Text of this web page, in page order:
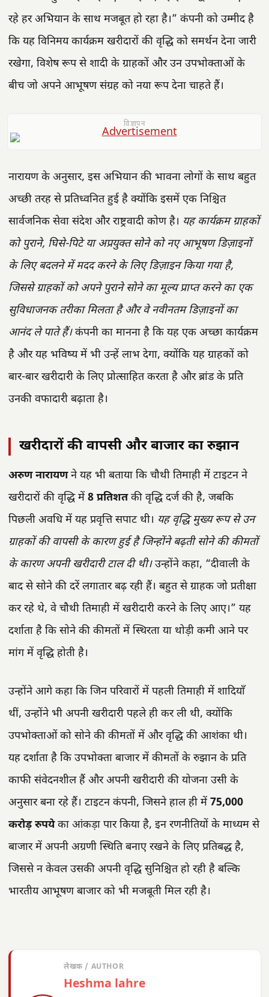
रहे हर अभियान के साथ मजबूत हो रहा है।” कंपनी को उम्मीद है
कि यह विनिमय कार्यक्रम खरीदारों की वृद्धि को समर्थन देना जारी
रखेगा, विशेष रूप से शादी के ग्राहकों और उन उपभोक्ताओं के
बीच जो अपने आभूषण संग्रह को नया रूप देना चाहते हैं।
विज्ञापन
नारायण के अनुसार, इस अभियान की भावना लोगों के साथ बहुत
अच्छी तरह से प्रतिध्वनित हुई है क्योंकि इसमें एक निश्चित
सार्वजनिक सेवा संदेश और राष्ट्रवादी कोण है। यह कार्यक्रम ग्राहकों
को पुराने, घिसे-पिटे या अप्रयुक्त सोने को नए आभूषण डिज़ाइनों
के लिए बदलने में मदद करने के लिए डिज़ाइन किया गया है,
जिससे ग्राहकों को अपने पुराने सोने का मूल्य प्राप्त करने का एक
सुविधाजनक तरीका मिलता है और वे नवीनतम डिज़ाइनों का
आनंद ले पाते हैं।कंपनी का मानना है कि यह एक अच्छा कार्यक्रम
है और यह भविष्य में भी उन्हें लाभ देगा, क्योंकि यह ग्राहकों को
बार-बार खरीदारी के लिए प्रोत्साहित करता है और ब्रांड के प्रति
उनकी वफादारी बढ़ाता है।
खरीदारों की वापसी और बाजार का रुझान
अरुण नारायणने यह भी बताया कि चौथी तिमाही में टाइटन ने
खरीदारों की वृद्धि में 8 प्रतिशतकी वृद्धि दर्ज की है, जबकि
पिछली अवधि में यह प्रवृत्ति सपाट थी। यह वृद्धि मुख्य रूप से उन
ग्राहकों की वापसी के कारण हुई है जिन्होंने बढ़ती सोने की कीमतों
के कारण अपनी खरीदारी टाल दी थी।उन्होंने कहा, “दीवाली के
बाद से सोने की दरें लगातार बढ़ रही हैं। बहुत से ग्राहक जो प्रतीक्षा
कर रहे थे, वे चौथी तिमाही में खरीदारी करने के लिए आए।” यह
दर्शाता है कि सोने की कीमतों में स्थिरता या थोड़ी कमी आने पर
मांग में वृद्धि होती है।
उन्होंने आगे कहा कि जिन परिवारों में पहली तिमाही में शादियाँ
थीं, उन्होंने भी अपनी खरीदारी पहले ही कर ली थी, क्योंकि
उपभोक्ताओं को सोने की कीमतों में और वृद्धि की आशंका थी।
यह दर्शाता है कि उपभोक्ता बाजार में कीमतों के रुझान के प्रति
काफी संवेदनशील हैं और अपनी खरीदारी की योजना उसी के
अनुसार बना रहे हैं। टाइटन कंपनी, जिसने हाल ही में 75,000
करोड़ रुपयेका आंकड़ा पार किया है, इन रणनीतियों के माध्यम से
बाजार में अपनी अग्रणी स्थिति बनाए रखने के लिए प्रतिबद्ध है,
जिससे न केवल उसकी अपनी वृद्धि सुनिश्चित हो रही है बल्कि
भारतीय आभूषण बाजार को भी मजबूती मिल रही है।
लेखक / AUTHOR
Heshma lahre